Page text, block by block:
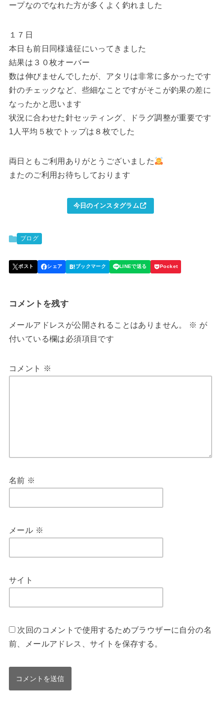
ープなのでなれた方が多くよく釣れました
１７日
本日も前日同様遠征にいってきました
結果は３０枚オーバー
数は伸びませんでしたが、アタリは非常に多かったです
針のチェックなど、些細なことですがそこが釣果の差に
なったかと思います
状況に合わせた針セッティング、ドラグ調整が重要です
1人平均５枚でトップは８枚でした
両日ともご利用ありがとうございました
またのご利用お待ちしております
今日のインスタグラム
ブログ
コメントを残す
メールアドレスが公開されることはありません。 ※ が
付いている欄は必須項目です
コメント ※
名前 ※
メール ※
サイト
次回のコメントで使用するためブラウザーに自分の名
前、メールアドレス、サイトを保存する。